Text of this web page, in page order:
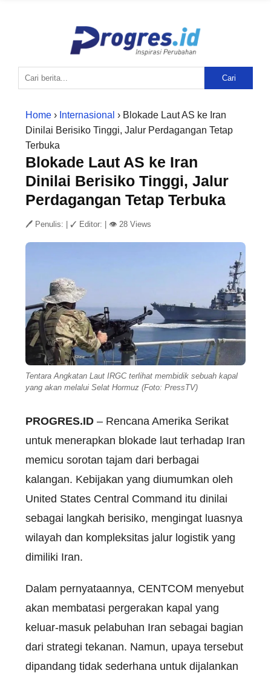
Cari
Home › Internasional › Blokade Laut AS ke Iran
Dinilai Berisiko Tinggi, Jalur Perdagangan Tetap
Terbuka
Blokade Laut AS ke Iran
Dinilai Berisiko Tinggi, Jalur
Perdagangan Tetap Terbuka
🖊 Penulis: ✓ Editor: 👁 28 Views
Tentara Angkatan Laut IRGC terlihat membidik sebuah kapal
yang akan melalui Selat Hormuz (Foto: PressTV)
PROGRES.ID – Rencana Amerika Serikat
untuk menerapkan blokade laut terhadap Iran
memicu sorotan tajam dari berbagai
kalangan. Kebijakan yang diumumkan oleh
United States Central Command itu dinilai
sebagai langkah berisiko, mengingat luasnya
wilayah dan kompleksitas jalur logistik yang
dimiliki Iran.
Dalam pernyataannya, CENTCOM menyebut
akan membatasi pergerakan kapal yang
keluar-masuk pelabuhan Iran sebagai bagian
dari strategi tekanan. Namun, upaya tersebut
dipandang tidak sederhana untuk dijalankan